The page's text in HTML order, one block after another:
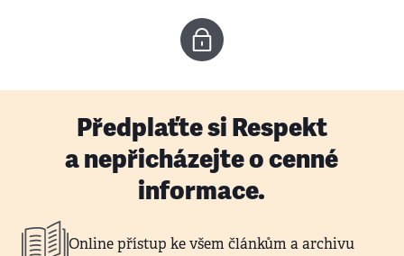
Předplaťte si Respekt
a nepřicházejte o cenné
informace.
Online přístup ke všem článkům a archivu